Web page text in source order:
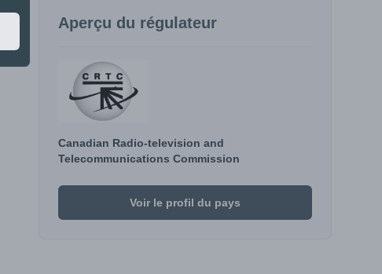
Aperçu du régulateur
Canadian Radio-television and
Telecommunications Commission
Voir le profil du pays